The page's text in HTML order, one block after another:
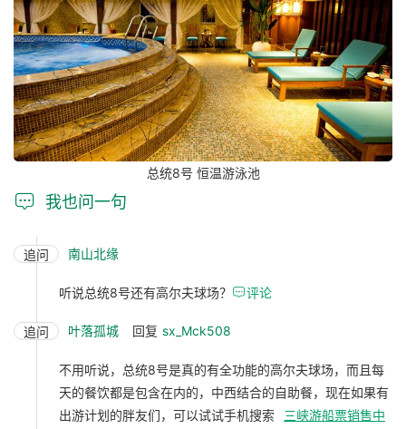
总统8号 恒温游泳池
 我也问一句
追问 南山北缘
听说总统8号还有高尔夫球场？ 评论
追问 叶落孤城 回复 sx_Mck508
不用听说，总统8号是真的有全功能的高尔夫球场，而且每
天的餐饮都是包含在内的，中西结合的自助餐，现在如果有
出游计划的胖友们，可以试试手机搜索
三峡游船票销售中